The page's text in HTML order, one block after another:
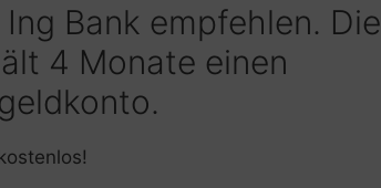
Bank empfehlen. Die
4 Monate einen